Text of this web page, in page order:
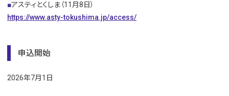
■アスティとくしま（11月8日）
https://www.asty-tokushima.jp/access/
申込開始
2026年7月1日